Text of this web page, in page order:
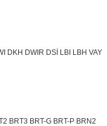
DKH DWIR DSİ LBI LBH VAY
BRT3 BRT-G BRT-P BRN2